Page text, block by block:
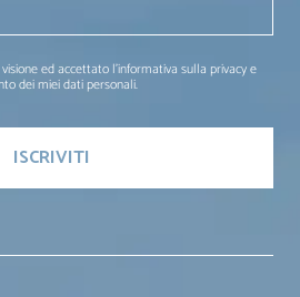
ed accettato l'informativa sulla privacy e
dei miei dati personali.